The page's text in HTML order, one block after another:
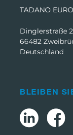
TADANO
Dinglerstraße
66482
Deutschland
BLEIBEN